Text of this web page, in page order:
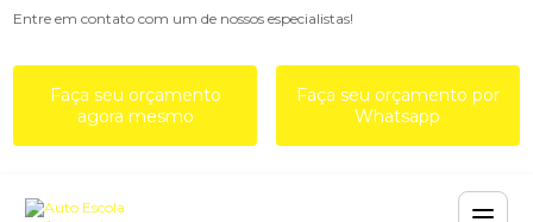
Entre em contato com um de nossos especialistas!
Faça seu orçamento
agora mesmo
Faça seu orçamento por
Whatsapp